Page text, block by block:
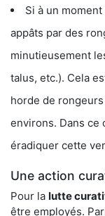
Si à un
appâts par des
minutieusement
talus, etc.). Cela
horde de
environs. Dans ce
éradiquer cette
Une action
Pour la lutte
être employés.